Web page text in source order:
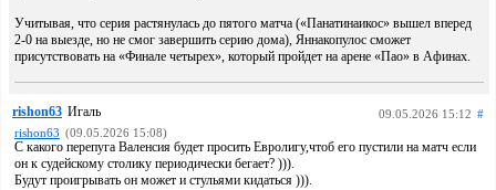
Учитывая, что серия растянулась до пятого матча («Панатинаикос» вышел вперед
2-0 на выезде, но не смог завершить серию дома), Яннакопулос сможет
присутствовать на «Финале четырех», который пройдет на арене «Пао» в Афинах.
rishon63 Игаль 09.05.2026 15:12 #
rishon63 (09.05.2026 15:08)
С какого перепуга Валенсия будет просить Евролигу,чтоб его пустили на матч если
он к судейскому столику периодически бегает? ))).
Будут проигрывать он может и стульями кидаться ))).